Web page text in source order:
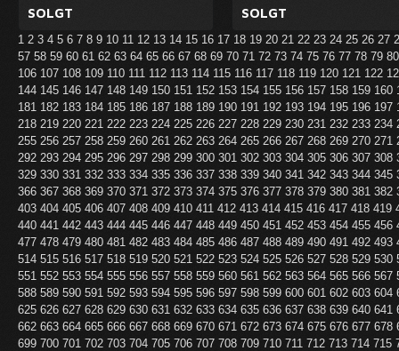
SOLGT
SOLGT
1 2 3 4 5 6 7 8 9 10 11 12 13 14 15 16 17 18 19 20 21 22 23 24 25 26 27
57 58 59 60 61 62 63 64 65 66 67 68 69 70 71 72 73 74 75 76 77 78 79
106 107 108 109 110 111 112 113 114 115 116 117 118 119 120 121 122
144 145 146 147 148 149 150 151 152 153 154 155 156 157 158 159 160
181 182 183 184 185 186 187 188 189 190 191 192 193 194 195 196 197
218 219 220 221 222 223 224 225 226 227 228 229 230 231 232 233 234
255 256 257 258 259 260 261 262 263 264 265 266 267 268 269 270 271
292 293 294 295 296 297 298 299 300 301 302 303 304 305 306 307 308
329 330 331 332 333 334 335 336 337 338 339 340 341 342 343 344 345
366 367 368 369 370 371 372 373 374 375 376 377 378 379 380 381 382
403 404 405 406 407 408 409 410 411 412 413 414 415 416 417 418 419
440 441 442 443 444 445 446 447 448 449 450 451 452 453 454 455 456
477 478 479 480 481 482 483 484 485 486 487 488 489 490 491 492 493
514 515 516 517 518 519 520 521 522 523 524 525 526 527 528 529 530
551 552 553 554 555 556 557 558 559 560 561 562 563 564 565 566 567
588 589 590 591 592 593 594 595 596 597 598 599 600 601 602 603 604
625 626 627 628 629 630 631 632 633 634 635 636 637 638 639 640 641
662 663 664 665 666 667 668 669 670 671 672 673 674 675 676 677 678
699 700 701 702 703 704 705 706 707 708 709 710 711 712 713 714 715